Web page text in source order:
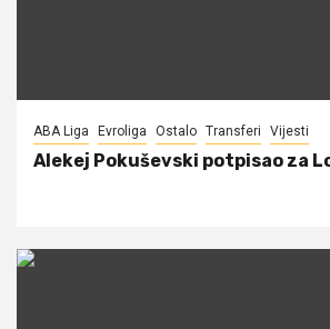
ABA Liga Evroliga Ostalo Transferi Vijesti
Alekej Pokuševski potpisao za